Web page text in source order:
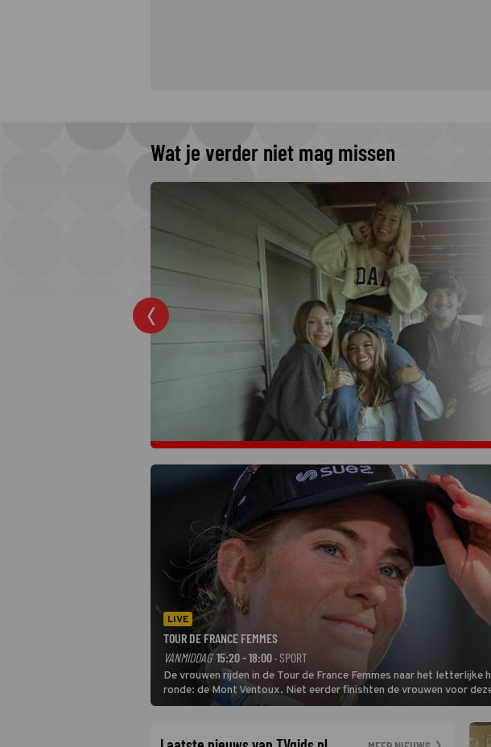
Wat je verder niet mag missen
LIVE
TOUR DE FRANCE FEMMES
VANMIDDAG 15:20 - 18:00 · SPORT
De vrouwen rijden in de Tour de France Femmes naar het letterlijke
ronde: de Mont Ventoux. Niet eerder finishten de vrouwen voor
uit de buitencategorie. De aanloop naar de slotklim is vlak.